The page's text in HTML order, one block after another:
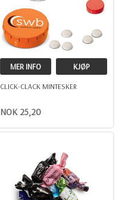
MER INFO KJØP
CLICK-CLACK MINTESKER
NOK 25,20